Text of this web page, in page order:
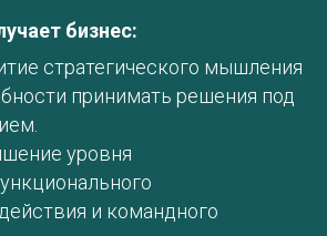
бизнес:
стратегического мышления
принимать решения под
уровня
и командного